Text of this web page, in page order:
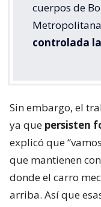
cuerpos de
controlada
Sin embargo, el
ya que persisten
explicó que
que mantienen
donde el carro
arriba. Así que